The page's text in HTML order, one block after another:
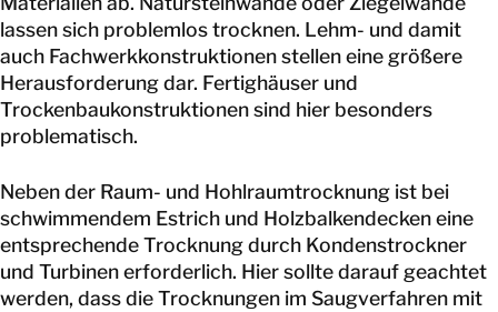
lassen sich problemlos trocknen. Lehm- und damit
auch Fachwerkkonstruktionen stellen eine größere
Herausforderung dar. Fertighäuser und
Trockenbaukonstruktionen sind hier besonders
problematisch.
Neben der Raum- und Hohlraumtrocknung ist bei
schwimmendem Estrich und Holzbalkendecken eine
entsprechende Trocknung durch Kondenstrockner
und Turbinen erforderlich. Hier sollte darauf geachtet
werden, dass die Trocknungen im Saugverfahren mit